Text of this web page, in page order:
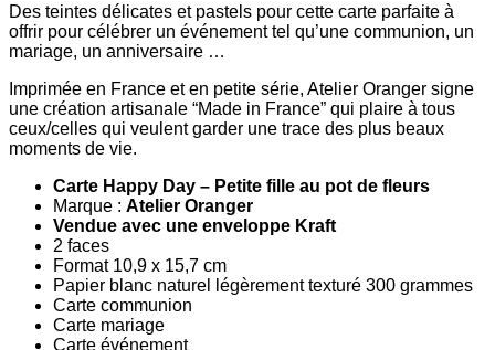
Des teintes délicates et pastels pour cette carte parfaite à
offrir pour célébrer un événement tel qu’une communion, un
mariage, un anniversaire …
Imprimée en France et en petite série, Atelier Oranger signe
une création artisanale “Made in France” qui plaire à tous
ceux/celles qui veulent garder une trace des plus beaux
moments de vie.
Carte Happy Day – Petite fille au pot de fleurs
Marque : Atelier Oranger
Vendue avec une enveloppe Kraft
2 faces
Format 10,9 x 15,7 cm
Papier blanc naturel légèrement texturé 300 grammes
Carte communion
Carte mariage
Carte événement